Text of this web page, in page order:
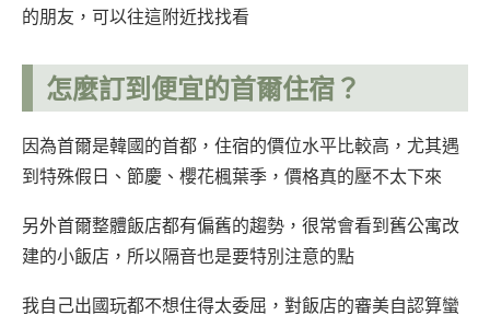
的朋友，可以往這附近找找看
怎麼訂到便宜的首爾住宿？
因為首爾是韓國的首都，住宿的價位水平比較高，尤其遇
到特殊假日、節慶、櫻花楓葉季，價格真的壓不太下來
另外首爾整體飯店都有偏舊的趨勢，很常會看到舊公寓改
建的小飯店，所以隔音也是要特別注意的點
我自己出國玩都不想住得太委屈，對飯店的審美自認算蠻